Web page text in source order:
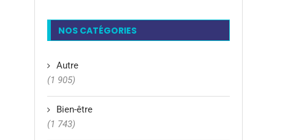
NOS CATÉGORIES
Autre
(1 905)
Bien-être
(1 743)